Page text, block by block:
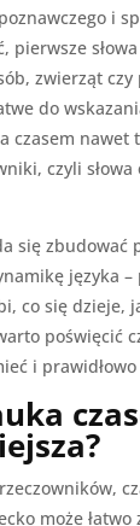
i
pierwsze
zwierząt
do
czasem nawet
czyli
się zbudować
języka –
co się dzieje,
poświęcić
i prawidłowo
może łatwo